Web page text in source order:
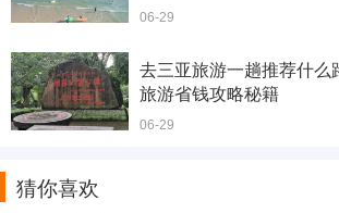
06-29
去三亚旅游一趟推荐什么
旅游省钱攻略秘籍
06-29
猜你喜欢